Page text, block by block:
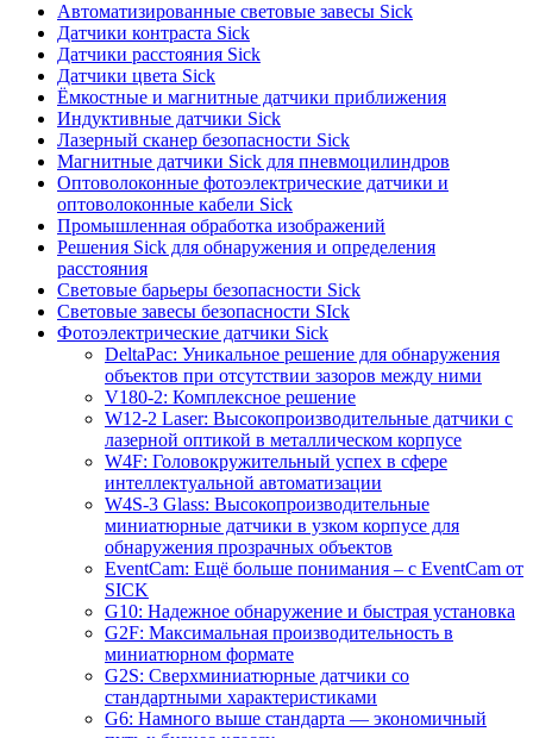
Автоматизированные световые завесы Sick
Датчики контраста Sick
Датчики расстояния Sick
Датчики цвета Sick
Ёмкостные и магнитные датчики приближения
Индуктивные датчики Sick
Лазерный сканер безопасности Sick
Магнитные датчики Sick для пневмоцилиндров
Оптоволоконные фотоэлектрические датчики и
оптоволоконные кабели Sick
Промышленная обработка изображений
Решения Sick для обнаружения и определения
расстояния
Световые барьеры безопасности Sick
Световые завесы безопасности SIck
Фотоэлектрические датчики Sick
DeltaPac: Уникальное решение для обнаружения
объектов при отсутствии зазоров между ними
V180-2: Комплексное решение
W12-2 Laser: Высокопроизводительные датчики с
лазерной оптикой в металлическом корпусе
W4F: Головокружительный успех в сфере
интеллектуальной автоматизации
W4S-3 Glass: Высокопроизводительные
миниатюрные датчики в узком корпусе для
обнаружения прозрачных объектов
EventCam: Ещё больше понимания – с EventCam от
SICK
G10: Надежное обнаружение и быстрая установка
G2F: Максимальная производительность в
миниатюрном формате
G2S: Сверхминиатюрные датчики со
стандартными характеристиками
G6: Намного выше стандарта — экономичный